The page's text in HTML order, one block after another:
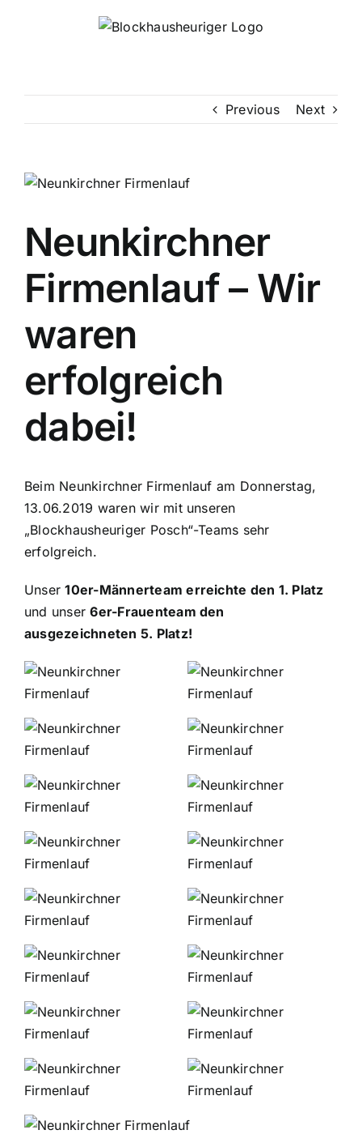
Previous Next
Neunkirchner
Firmenlauf – Wir
waren
erfolgreich
dabei!
Beim Neunkirchner Firmenlauf am Donnerstag,
13.06.2019 waren wir mit unseren
„Blockhausheuriger Posch“-Teams sehr
erfolgreich.
Unser10er-Männerteam erreichte den 1. Platz
und unser6er-Frauenteam den
ausgezeichneten 5. Platz!